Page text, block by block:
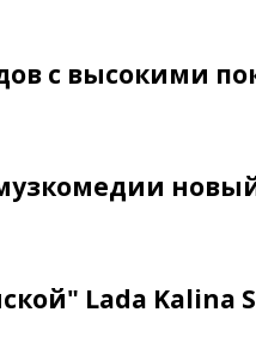
с высокими
Lada Kalina